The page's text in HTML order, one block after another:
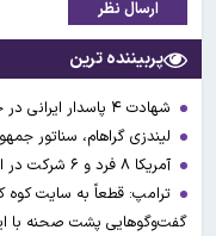
ارسال نظر
پربیننده ترین
شهادت ۴ پاسدار ایرانی در حمله دیشب آمریکت و عربستان به عراق
لیندزی گراهام، سناتور
آمریکا ۸ فرد و ۶ شرکت در ارتباط با دولت ایران را تحریم کرد
ترامپ: قطعاً به سایت کوه
گفت‌وگوهایی پشت صحنه با